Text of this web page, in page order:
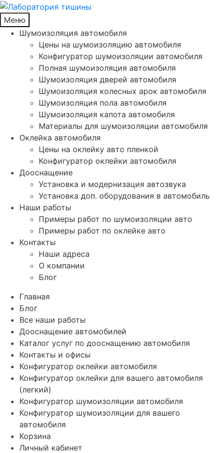
Меню
Шумоизоляция автомобиля
Цены на шумоизоляцию автомобиля
Конфигуратор шумоизоляции автомобиля
Полная шумоизоляция автомобиля
Шумоизоляция дверей автомобиля
Шумоизоляция колесных арок автомобиля
Шумоизоляция пола автомобиля
Шумоизоляция капота автомобиля
Материалы для шумоизоляции автомобиля
Оклейка автомобиля
Цены на оклейку авто пленкой
Конфигуратор оклейки автомобиля
Дооснащение
Установка и модернизация автозвука
Установка доп. оборудования в автомобиль
Наши работы
Примеры работ по шумоизоляции авто
Примеры работ по оклейке авто
Контакты
Наши адреса
О компании
Блог
Главная
Блог
Все наши работы
Дооснащение автомобилей
Каталог услуг по дооснащению автомобиля
Контакты и офисы
Конфигуратор оклейки автомобиля
Конфигуратор оклейки для вашего автомобиля
(легкий)
Конфигуратор шумоизоляции автомобиля
Конфигуратор шумоизоляции для вашего
автомобиля
Корзина
Личный кабинет